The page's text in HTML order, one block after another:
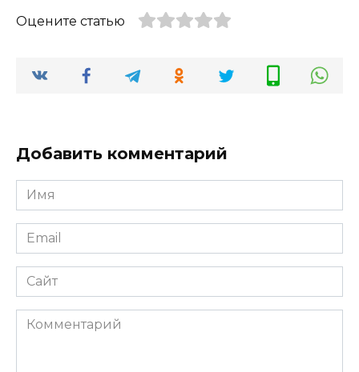
Оцените статью
Добавить комментарий
Имя
*
Email
*
Сайт
Комментарий